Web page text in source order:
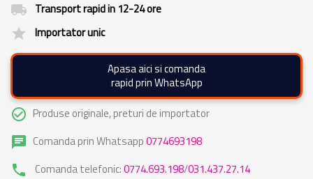
local_shipping Transport rapid in 12-24 ore
grade Importator unic
Apasa aici si comanda
rapid prin WhatsApp
check_circle_outline Produse originale, preturi de importator
chat Comanda prin Whatsapp0774693198
phone Comanda telefonic:0774.693.198/031.437.27.14